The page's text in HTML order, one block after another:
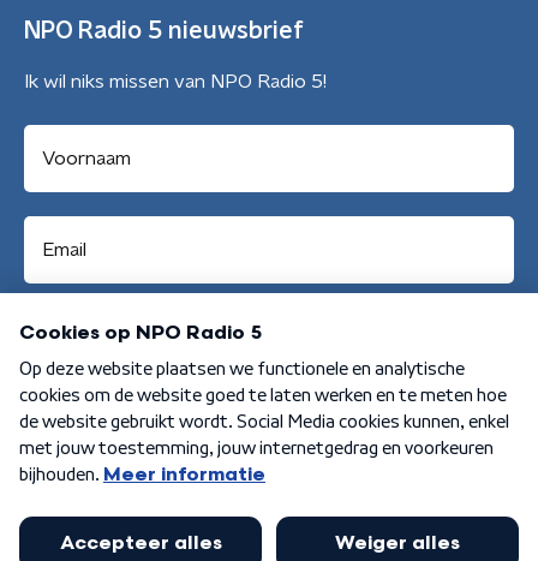
NPO Radio 5 nieuwsbrief
Ik wil niks missen van NPO Radio 5!
Aanmelden
Algemene voorwaarden